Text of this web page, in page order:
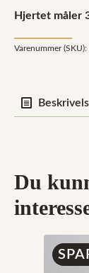
Hjertet måler
Varenummer (SKU):
Du